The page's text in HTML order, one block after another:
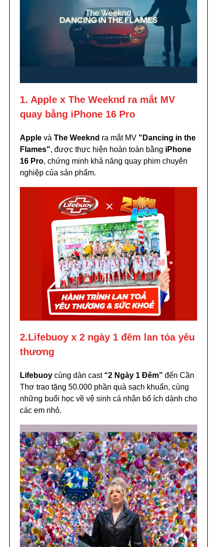
1. Apple x The Weeknd ra mắt MV
quay bằng iPhone 16 Pro
Apple và The Weeknd ra mắt MV "Dancing in the
Flames", được thực hiện hoàn toàn bằng iPhone
16 Pro, chứng minh khả năng quay phim chuyên
nghiệp của sản phẩm.
2.Lifebuoy x 2 ngày 1 đêm lan tỏa yêu
thương
Lifebuoy cùng dàn cast “2 Ngày 1 Đêm” đến Cần
Thơ trao tặng 50.000 phần quà sạch khuẩn, cùng
những buổi học về vệ sinh cá nhân bổ ích dành cho
các em nhỏ.